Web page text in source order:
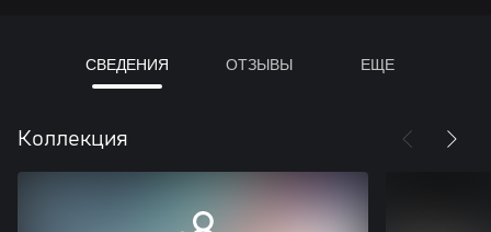
СВЕДЕНИЯ ОТЗЫВЫ ЕЩЕ
Коллекция